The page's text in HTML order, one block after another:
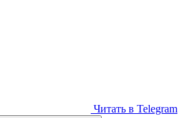
Читать в Telegram